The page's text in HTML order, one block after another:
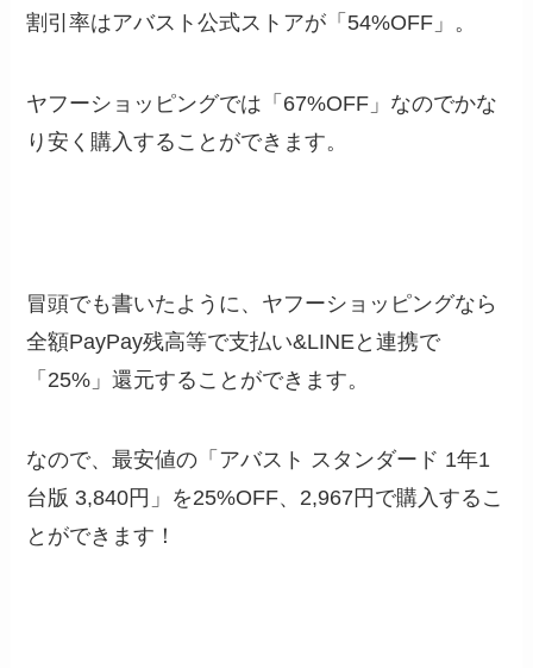
割引率はアバスト公式ストアが「54%OFF」。
ヤフーショッピングでは「67%OFF」なのでかな
り安く購入することができます。
冒頭でも書いたように、ヤフーショッピングなら
全額PayPay残高等で支払い&LINEと連携で
「25%」還元することができます。
なので、最安値の「アバスト スタンダード 1年1
台版 3,840円」を25%OFF、 2,967円 で購入するこ
とができます！